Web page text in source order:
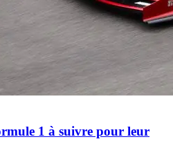
1 à suivre pour leur